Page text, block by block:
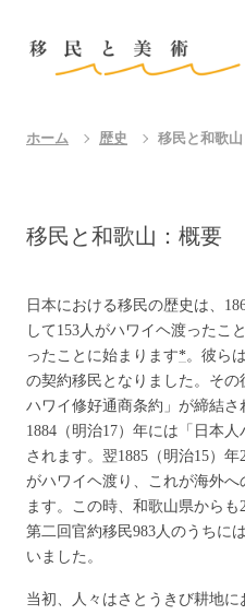
ホーム 歴史 移民と和歌
移民と和歌山：概要
日本における移民の歴史は、
して153人がハワイヘ渡ったこ
ったことに始まります*。彼ら
の契約移民となりました。その
ハワイ修好通商条約」が締結さ
1884（明治17）年には「日本
されます。翌1885（明治15）
がハワイヘ渡り、これが海外
ます。この時、和歌山県から
第二回官約移民983人のうちに
いました。
当初、人々はさとうきび耕地